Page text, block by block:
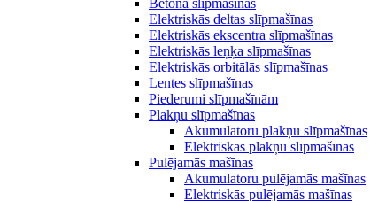
Betona slīpmašīnas
Elektriskās deltas slīpmašīnas
Elektriskās ekscentra slīpmašīnas
Elektriskās leņķa slīpmašīnas
Elektriskās orbitālās slīpmašīnas
Lentes slīpmašīnas
Piederumi slīpmašīnām
Plakņu slīpmašīnas
Akumulatoru plakņu slīpmašīnas
Elektriskās plakņu slīpmašīnas
Pulējamās mašīnas
Akumulatoru pulējamās mašīnas
Elektriskās pulējamās mašīnas